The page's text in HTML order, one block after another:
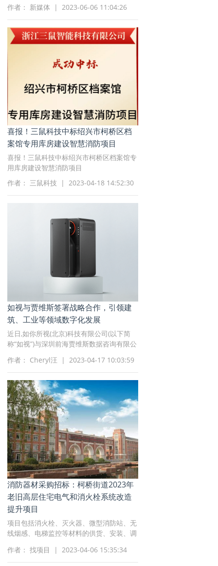
标人（以下简称投标人）可前来投标
作者： 新媒体 | 2023-06-06 11:04:26
喜报！三鼠科技中标绍兴市柯桥区档
案馆专用库房建设智慧消防项目
喜报！三鼠科技中标绍兴市柯桥区档案馆专
用库房建设智慧消防项目
作者： 三鼠科技 | 2023-04-18 14:52:30
如视与贾维斯签署战略合作，引领建
筑、工业等领域数字化发展
近日,如你所视(北京)科技有限公司(以下简
称“如视”)与深圳前海贾维斯数据咨询有限公
作协议。
作者： Cheryl汪 | 2023-04-17 10:03:59
消防器材采购招标：柯桥街道2023年
老旧高层住宅电气和消火栓系统改造
提升项目
项目包括消火栓、灭火器、微型消防站、无
线烟感、电梯监控等材料的供货、安装、调
后服务等
作者： 找项目 | 2023-04-06 15:35:34